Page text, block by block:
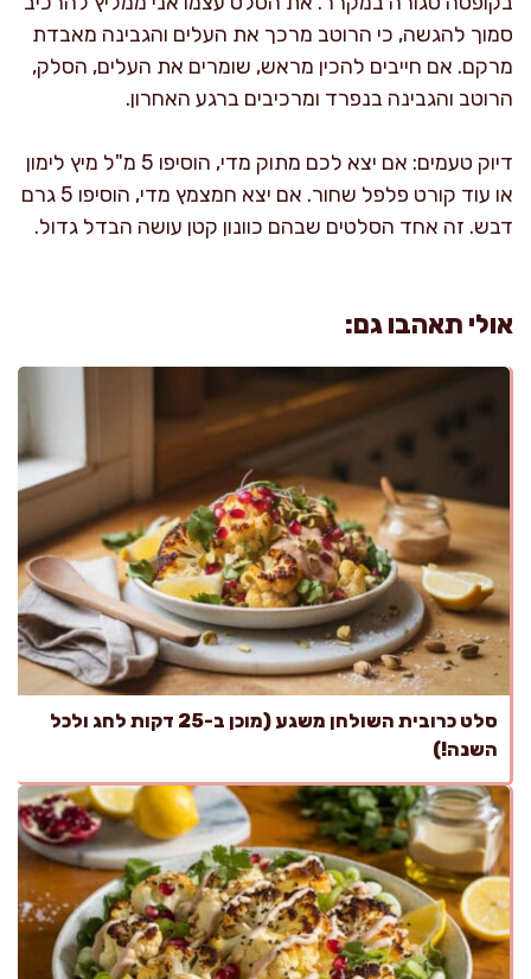
סמוך להגשה, כי הרוטב מרכך את העלים והגבינה מאבדת
מרקם. אם חייבים להכין מראש, שומרים את העלים, הסלק,
הרוטב והגבינה בנפרד ומרכיבים ברגע האחרון.
דיוק טעמים: אם יצא לכם מתוק מדי, הוסיפו 5 מ"ל מיץ לימון
או עוד קורט פלפל שחור. אם יצא חמצמץ מדי, הוסיפו 5 גרם
דבש. זה אחד הסלטים שבהם כוונון קטן עושה הבדל גדול.
אולי תאהבו גם:
סלט כרובית השולחן משגע (מוכן ב-25 דקות לחג ולכל
השנה!)